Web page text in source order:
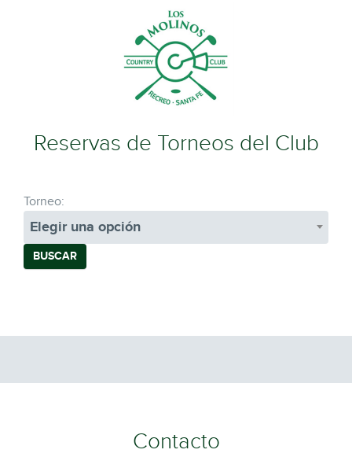
Reservas de Torneos del Club
Torneo:
Elegir una opción
BUSCAR
Contacto